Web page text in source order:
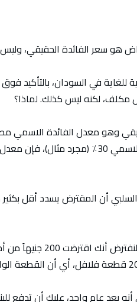
هو سعر الفائدة الحقيقي،
مكلف، لكنه ليس كذلك. لماذا؟
وهو معدل الفائدة الاسمي
أن المقترض يسدد أقل بكثير
بعد عام واحد، عليك أن تدفع